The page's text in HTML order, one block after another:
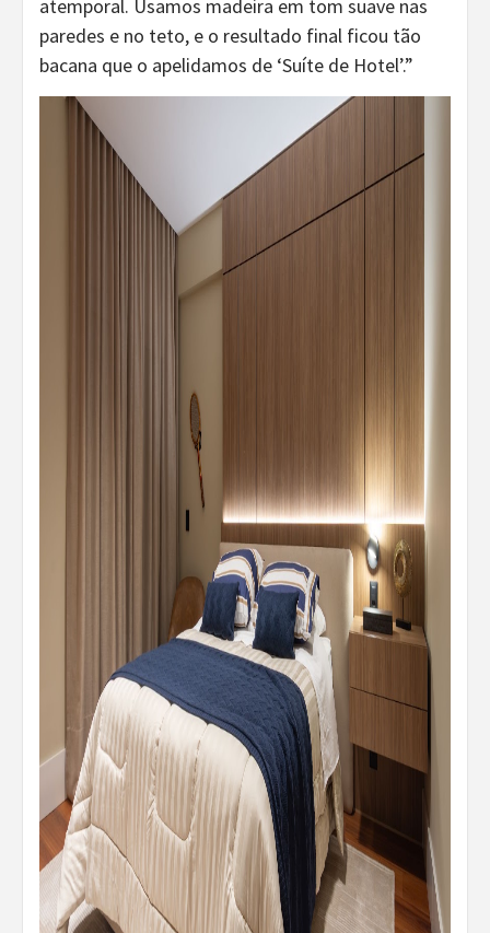
atemporal. Usamos madeira em tom suave nas
paredes e no teto, e o resultado final ficou tão
bacana que o apelidamos de ‘Suíte de Hotel’.”